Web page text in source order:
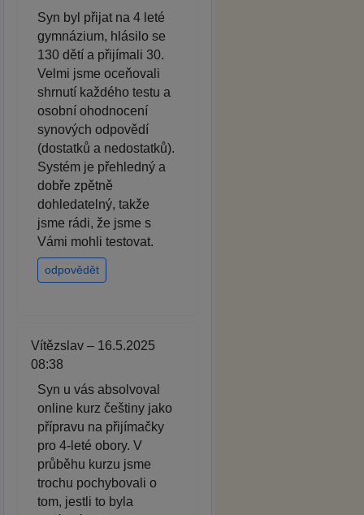
Syn byl přijat na 4 leté
gymnázium, hlásilo se
130 dětí a přijímali 30.
Velmi jsme oceňovali
shrnutí každého testu a
osobní ohodnocení
synových odpovědí
(dostatků a nedostatků).
Systém je přehledný a
dobře zpětně
dohledatelný, takže
jsme rádi, že jsme s
Vámi mohli testovat.
odpovědět
Vítězslav – 16.5.2025
08:38
Syn u vás absolvoval
online kurz češtiny jako
přípravu na přijímačky
pro 4-leté obory. V
průběhu kurzu jsme
trochu pochybovali o
tom, jestli to byla